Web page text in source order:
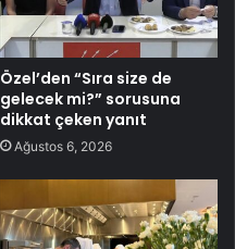
Özel’den “Sıra size de
gelecek mi?” sorusuna
dikkat çeken yanıt
Ağustos 6, 2026